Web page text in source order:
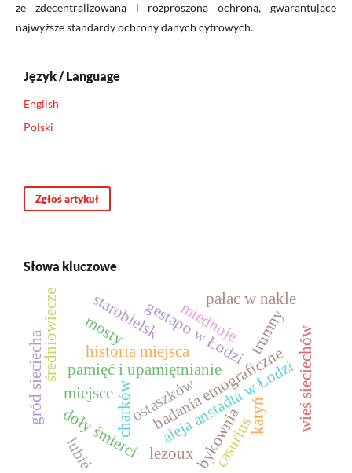
ze zdecentralizowaną i rozproszoną ochroną, gwarantujące
najwyższe standardy ochrony danych cyfrowych.
Język / Language
English
Polski
Zgłoś artykuł
Słowa kluczowe
gestapo w Łodzi
aleja anstadta w Łodzi
badania etnograficzne
historia miejsca
pamięć i upamiętnianie
katyń
charków
miednoje
ostaszków
starobielsk
bykownia
doły śmierci
wieś sieciechów
średniowiecze
gród sieciecha
pałac w nakle
miejsce
trumny
mosty
casurius
lezoux
lubié